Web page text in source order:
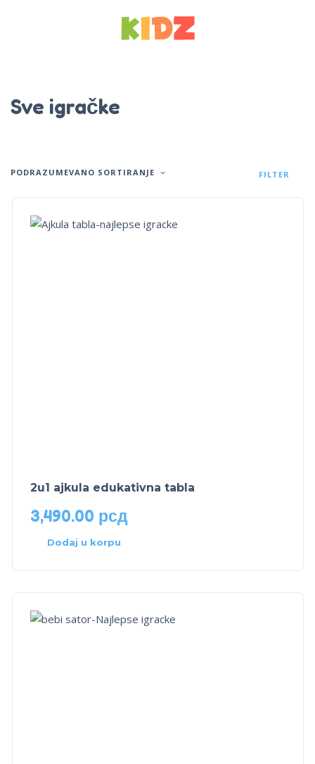
Sve igračke
PODRAZUMEVANO SORTIRANJE FILTER
2u1 ajkula edukativna tabla
3,490.00 рсд
Dodaj u korpu